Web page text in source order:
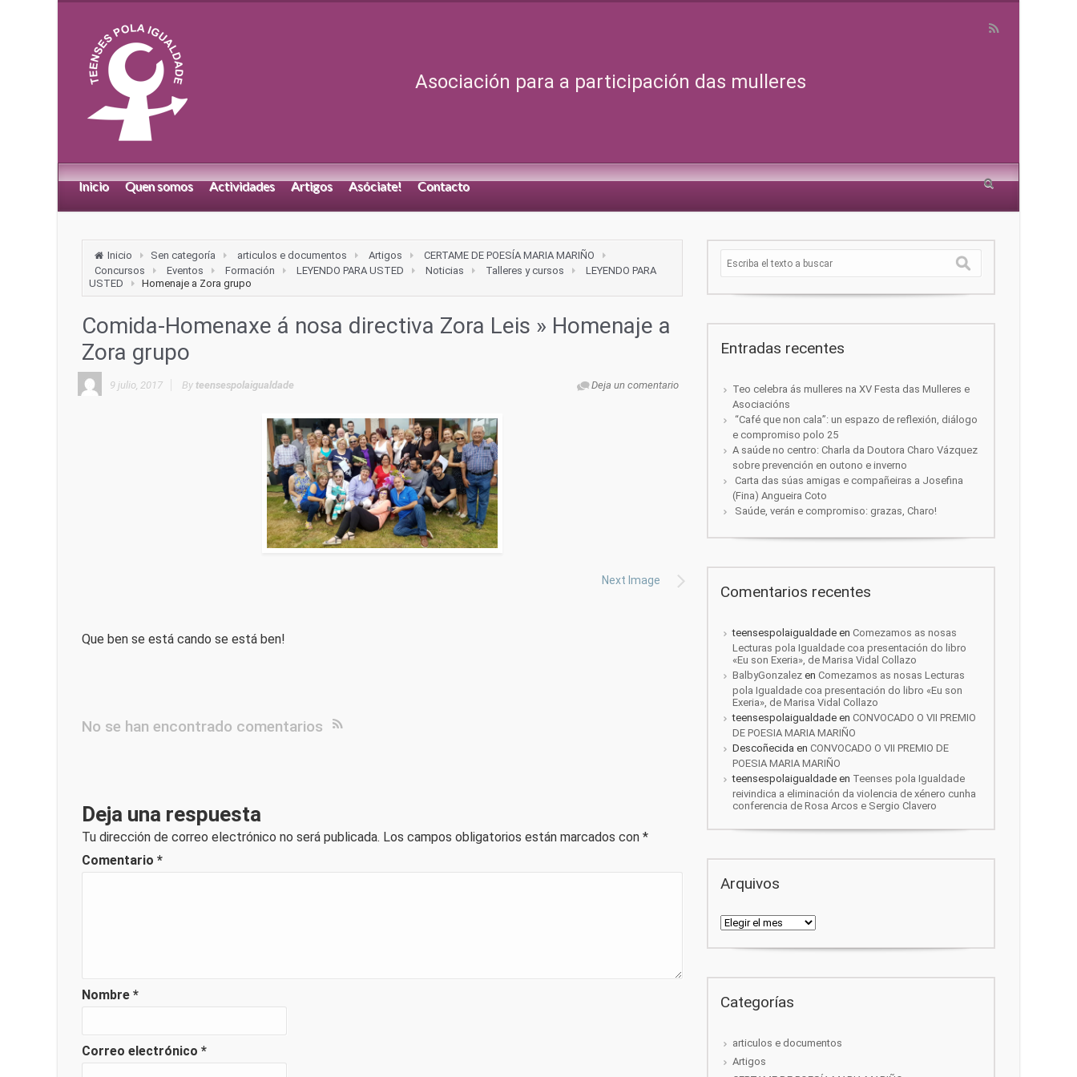
Asociación para a participación das mulleres
Inicio Quen somos Actividades Artigos Asóciate! Contacto
Inicio Sen categoría articulos e documentos Artigos
CERTAME DE POESÍA MARIA MARIÑO
Concursos
Eventos Formación LEYENDO PARA USTED Noticias Talleres y cursos
LEYENDO PARA
USTED
Homenaje a Zora grupo
Comida-Homenaxe á nosa directiva Zora Leis » Homenaje a
Zora grupo
9 julio, 2017 Deja un comentario
By teensespolaigualdade
Next Image
Que ben se está cando se está ben!
No se han encontrado comentarios
Deja una respuesta
Tu dirección de correo electrónico no será publicada. Los campos obligatorios están marcados con *
Comentario *
Nombre *
Correo electrónico *
Entradas recentes
Teo celebra ás mulleres na XV Festa das Mulleres e
Asociacións
“Café que non cala”: un espazo de reflexión, diálogo
e compromiso polo 25
A saúde no centro: Charla da Doutora Charo Vázquez
sobre prevención en outono e inverno
Carta das súas amigas e compañeiras a Josefina
(Fina) Angueira Coto
Saúde, verán e compromiso: grazas, Charo!
Comentarios recentes
teensespolaigualdade en Comezamos as nosas
Lecturas pola Igualdade coa presentación do libro
«Eu son Exeria», de Marisa Vidal Collazo
BalbyGonzalez en Comezamos as nosas Lecturas
pola Igualdade coa presentación do libro «Eu son
Exeria», de Marisa Vidal Collazo
teensespolaigualdade en CONVOCADO O VII PREMIO
DE POESIA MARIA MARIÑO
Descoñecida en CONVOCADO O VII PREMIO DE
POESIA MARIA MARIÑO
teensespolaigualdade en Teenses pola Igualdade
reivindica a eliminación da violencia de xénero cunha
conferencia de Rosa Arcos e Sergio Clavero
Arquivos
Arquivos
Categorías
articulos e documentos
Artigos